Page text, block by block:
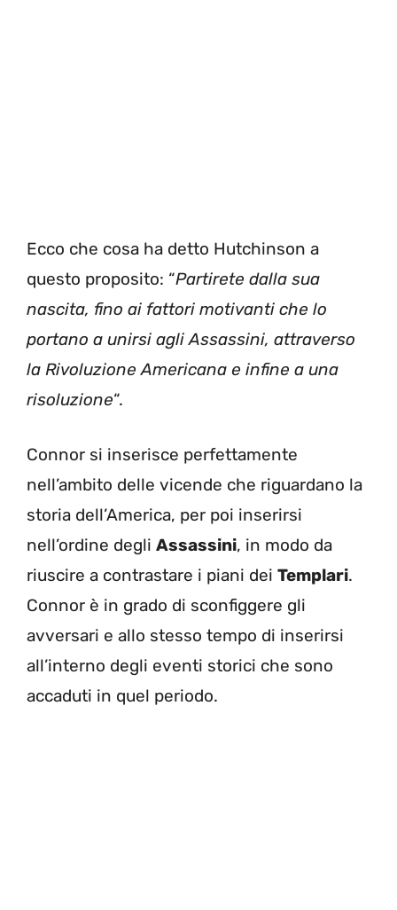
Ecco che cosa ha detto Hutchinson a
questo proposito: “Partirete dalla sua
nascita, fino ai fattori motivanti che lo
portano a unirsi agli Assassini, attraverso
la Rivoluzione Americana e infine a una
risoluzione“.
Connor si inserisce perfettamente
nell’ambito delle vicende che riguardano la
storia dell’America, per poi inserirsi
nell’ordine degli Assassini, in modo da
riuscire a contrastare i piani dei Templari.
Connor è in grado di sconfiggere gli
avversari e allo stesso tempo di inserirsi
all’interno degli eventi storici che sono
accaduti in quel periodo.